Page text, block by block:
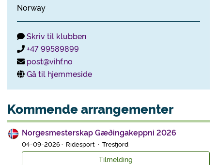
Norway
Skriv til klubben
+47 99589899
post@vihf.no
Gå til hjemmeside
Kommende arrangementer
Norgesmesterskap Gæðingakeppni 2026
04-09-2026 · Ridesport · Tresfjord
Tilmelding